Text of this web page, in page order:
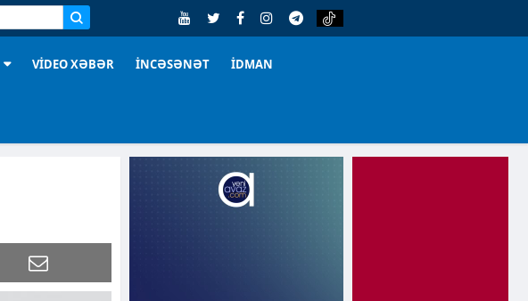
VİDEO XƏBƏR İNCƏSƏNƏT İDMAN